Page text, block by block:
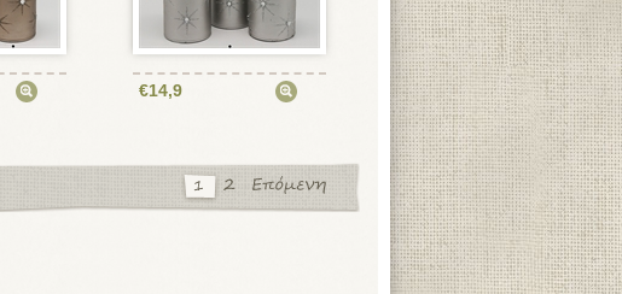
€14,9